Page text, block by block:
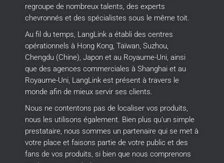
regroupe de nombreux talents, des experts
chevronnés et des spécialistes sous le même toit.
Au fil du temps, LangLink a établi des centres
opérationnels à Hong Kong, Taïwan, Suzhou,
Chengdu (Chine), Japon et au Royaume-Uni, ainsi
que des agences commerciales à Shanghai et au
Royaume-Uni, LangLink est présent à travers le
monde afin de mieux servir ses clients.
Nous ne contentons pas de localiser vos produits,
nous les utilisons également. Bien plus qu’un simple
prestataire, nous sommes un partenaire qui se met à
votre place et faisons partie de votre public et des
fans de vos produits, si bien que nous comprenons